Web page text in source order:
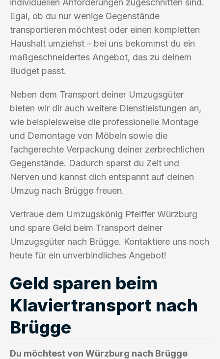
individuellen Anforderungen zugeschnitten sind.
Egal, ob du nur wenige Gegenstände
transportieren möchtest oder einen kompletten
Haushalt umziehst – bei uns bekommst du ein
maßgeschneidertes Angebot, das zu deinem
Budget passt.
Neben dem Transport deiner Umzugsgüter
bieten wir dir auch weitere Dienstleistungen an,
wie beispielsweise die professionelle Montage
und Demontage von Möbeln sowie die
fachgerechte Verpackung deiner zerbrechlichen
Gegenstände. Dadurch sparst du Zeit und
Nerven und kannst dich entspannt auf deinen
Umzug nach Brügge freuen.
Vertraue dem Umzugskönig Pfeiffer Würzburg
und spare Geld beim Transport deiner
Umzugsgüter nach Brügge. Kontaktiere uns noch
heute für ein unverbindliches Angebot!
Geld sparen beim
Klaviertransport nach
Brügge
Du möchtest von Würzburg nach Brügge